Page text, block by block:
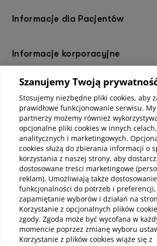
Informacje dla Pacjentów
Informacje korporacyjne
Kup abonamenty online
Kup online
Pobierz aplikację
Szanujemy Twoją
Stosujemy niezbędne pliki cookies, aby
prawidłowe funkcjonowanie serwisu.
partnerzy możemy również
opcjonalne pliki cookies w innych
analitycznych i marketingowych.
cookies służą do zbierania informacji o
korzystania z naszej strony, aby
dostosowane treści marketingowe
reklam). Umożliwiają także
funkcjonalności do potrzeb i
zapamiętanie wyborów i działań na
Korzystanie z opcjonalnych plików
zgody. Zgoda może być wycofana w
momencie poprzez zmianę wyboru
Korzystanie z plików cookies wiąże się z